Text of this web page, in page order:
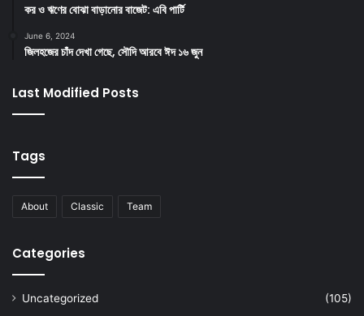
কর ও ঋণের বোঝা বাড়ানোর বাজেট: এবি পার্টি
June 6, 2024
জিলহজের চাঁদ দেখা গেছে, সৌদি আরবে ঈদ ১৬ জুন
Last Modified Posts
Tags
About Classic Team
Categories
Uncategorized
(105)